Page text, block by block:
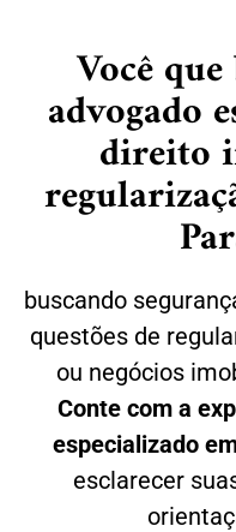
Você
advogado
direito
buscando
questões de
ou negócios
Conte com a
especializado
esclarecer